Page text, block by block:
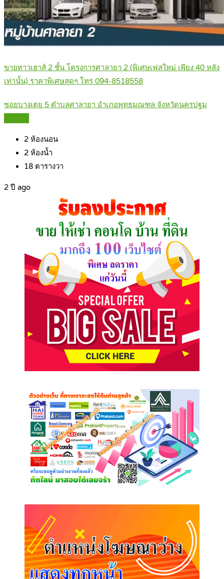
ขายทาวเฮาส์ 2 ชั้น โครงการศาลายา 2 (พิเศษเฟสใหม่ เพียง 40 หลัง
เท่านั้น) ราคาพิเศษสุดๆ โทร 094-8518558
ซอยบางเตย 5 ตำบลศาลายา อำเภอพุทธมณฑล จังหวัดนครปฐม
2 ห้องนอน
2 ห้องน้ำ
18 ตารางวา
2 ปี ago